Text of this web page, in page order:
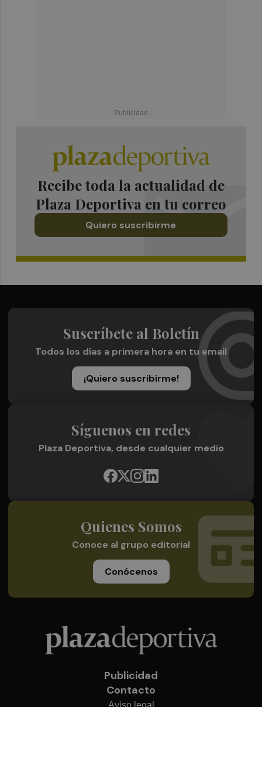
Recibe toda la actualidad de
Plaza Deportiva en tu correo
Quiero suscribirme
Suscríbete al Boletín
Todos los días a primera hora en tu email
¡Quiero suscribirme!
Síguenos en redes
Plaza Deportiva, desde cualquier medio
Quienes Somos
Conoce al grupo editorial
Conócenos
Publicidad
Contacto
Aviso legal